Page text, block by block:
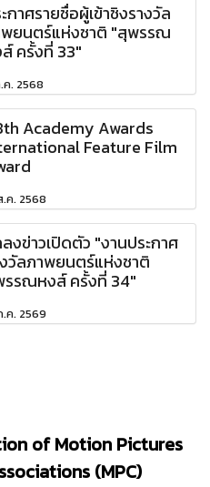
กาศรายชื่อผู้เข้าชิงรางวัล
ยนตร์แห่งชาติ "สุพรรณ
ครั้งที่ 33"
ค. 2568
Academy Awards
Feature Film
.ค. 2568
งข่าวเปิดตัว "งานประกาศ
วัลภาพยนตร์แห่งชาติ
รณหงส์ ครั้งที่ 34"
.ค. 2569
of Motion Pictures
(MPC)